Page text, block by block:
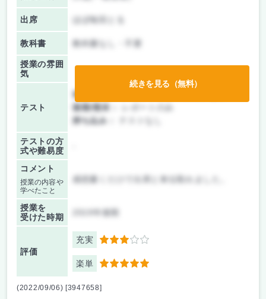
出席 ほぼ毎回とる
教科書 教科書なし・不要
授業の雰囲
気
テスト
前期/中間：
後期/期末：
持ち込み：
テストの方
式や難易度
コメント
授業の内容や
学べたこと
感想書くだけで出席と単位取れました。
授業を
受けた時期
2019年後期
評価
充実 3
楽単 5
続きを見る（無料）
(2022/09/06) [3947658]